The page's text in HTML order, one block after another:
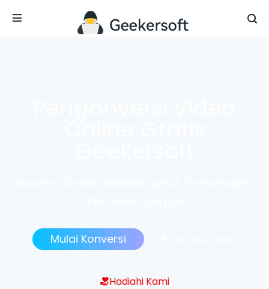
Mulai Konversi
Hadiahi Kami